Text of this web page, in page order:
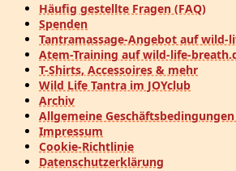
Häufig gestellte Fragen (FAQ)
Spenden
Tantramassage-Angebot auf wild-
Atem-Training auf wild-life-
T-Shirts, Accessoires & mehr
Wild Life Tantra im JOYclub
Archiv
Allgemeine Geschäftsbedingungen
Impressum
Cookie-Richtlinie
Datenschutzerklärung